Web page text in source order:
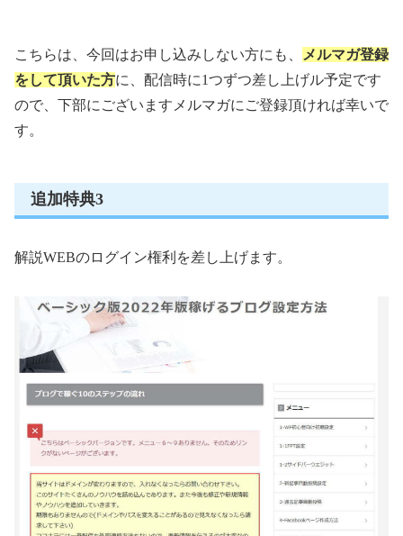
こちらは、今回はお申し込みしない方にも、 メルマガ登録
をして頂いた方に、配信時に1つずつ差し上げル予定です
ので、下部にございますメルマガにご登録頂ければ幸いで
す。
追加特典3
解説WEBのログイン権利を差し上げます。